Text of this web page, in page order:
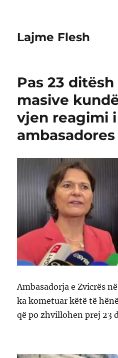
Lajme Flesh
Pas 23
masive
vjen reagimi i
Ambasadorja e Zvicrës
ka kometuar këtë të
që po zhvillohen prej 23